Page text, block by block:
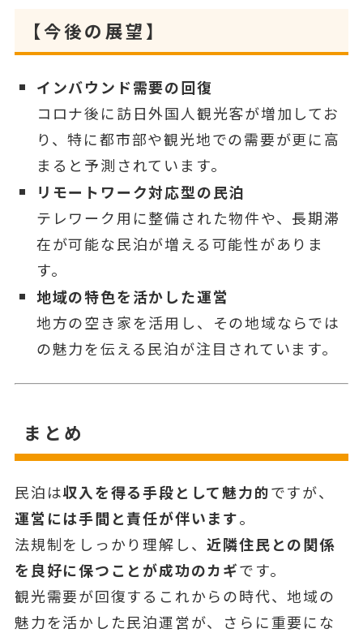
【今後の展望】
インバウンド需要の回復
コロナ後に訪日外国人観光客が増加してお
り、特に都市部や観光地での需要が更に高
まると予測されています。
リモートワーク対応型の民泊
テレワーク用に整備された物件や、長期滞
在が可能な民泊が増える可能性がありま
す。
地域の特色を活かした運営
地方の空き家を活用し、その地域ならでは
の魅力を伝える民泊が注目されています。
まとめ
民泊は収入を得る手段として魅力的ですが、
運営には手間と責任が伴います。
法規制をしっかり理解し、近隣住民との関係
を良好に保つことが成功のカギです。
観光需要が回復するこれからの時代、地域の
魅力を活かした民泊運営が、さらに重要にな